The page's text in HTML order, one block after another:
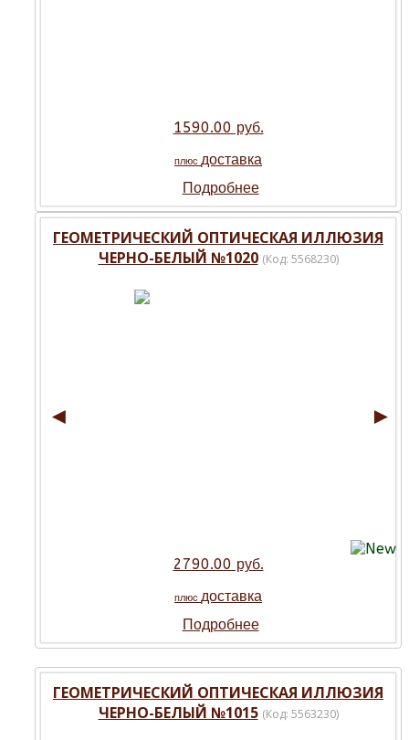
1590.00 руб.
плюс доставка
Подробнее
ГЕОМЕТРИЧЕСКИЙ ОПТИЧЕСКАЯ ИЛЛЮЗИЯ
ЧЕРНО-БЕЛЫЙ №1020 (Код: 5568230)
◄ ►
2790.00 руб.
плюс доставка
Подробнее
ГЕОМЕТРИЧЕСКИЙ ОПТИЧЕСКАЯ ИЛЛЮЗИЯ
ЧЕРНО-БЕЛЫЙ №1015 (Код: 5563230)